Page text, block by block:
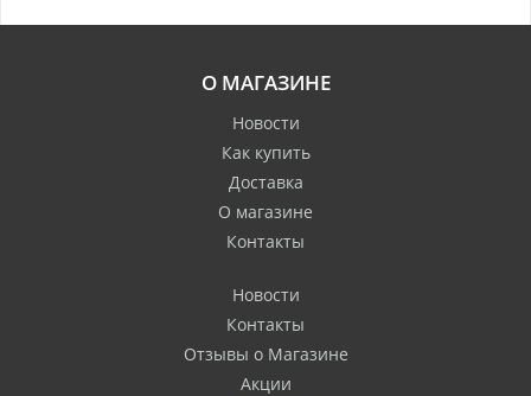
О МАГАЗИНЕ
Новости
Как купить
Доставка
О магазине
Контакты
Новости
Контакты
Отзывы о Магазине
Акции